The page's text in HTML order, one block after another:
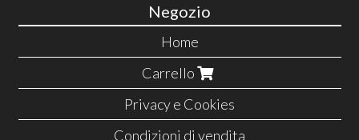
Negozio
Home
Carrello
Privacy e Cookies
Condizioni di vendita